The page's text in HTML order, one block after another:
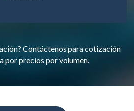
Contáctenos para cotización
por precios por volumen.